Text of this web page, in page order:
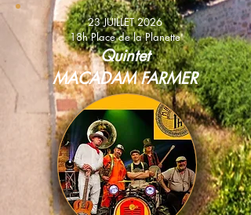
23 JUILLET 2026
18h Place de la Planette
Quintet
MACADAM FARMER